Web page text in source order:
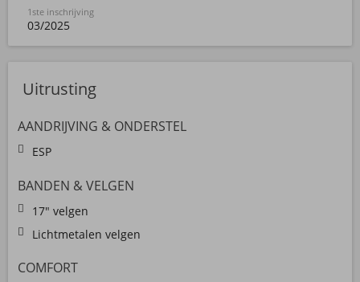
1ste inschrijving
03/2025
Uitrusting
AANDRIJVING & ONDERSTEL
ESP
BANDEN & VELGEN
17" velgen
Lichtmetalen velgen
COMFORT